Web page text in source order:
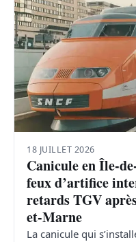
18 JUILLET 2026
Canicule en Île-
feux d’artifice
retards TGV
et-Marne
La canicule qui